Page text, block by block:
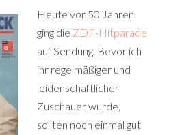
Heute vor 50 Jahren
ging die ZDF-Hitparade
auf Sendung. Bevor ich
ihr regelmäßiger und
leidenschaftlicher
Zuschauer wurde,
sollten noch einmal gut